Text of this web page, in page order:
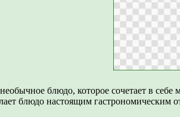
блюдо, которое сочетает в
блюдо настоящим гастрономическим